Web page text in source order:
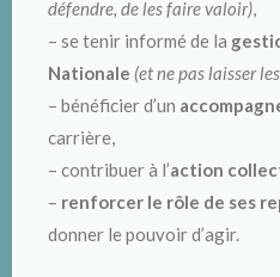
défendre, de les faire valoir),
– se tenir informé de la
Nationale (et ne pas laisser
– bénéficier d’un
carrière,
– contribuer à l’action
– renforcer le rôle de ses
donner le pouvoir d’agir.